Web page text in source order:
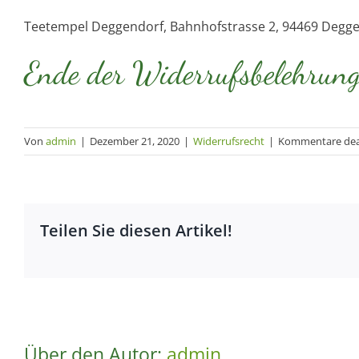
Teetempel Deggendorf, Bahnhofstrasse 2, 94469
Ende der
Von admin | Dezember 21, 2020 | Widerrufsrecht | Kommentare
Teilen Sie diesen Artikel!